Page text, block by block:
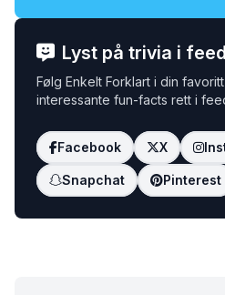
Lyst på trivia i
Følg Enkelt Forklart i din
interessante fun-facts rett i
Facebook X
Snapchat Pinterest